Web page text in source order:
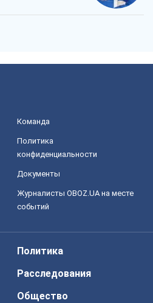
Команда
Политика
конфиденциальности
Документы
Журналисты OBOZ.UA на месте
событий
Политика
Расследования
Общество